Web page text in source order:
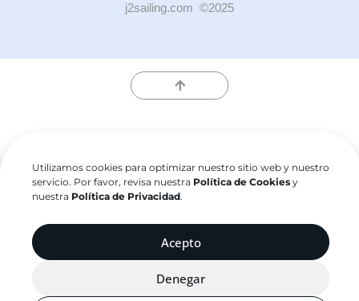
Utilizamos cookies para optimizar nuestro sitio web y nuestro
servicio. Por favor, revisa nuestra Política de Cookies y
nuestra Política de Privacidad.
Acepto
Denegar
j2sailing.com ©2025